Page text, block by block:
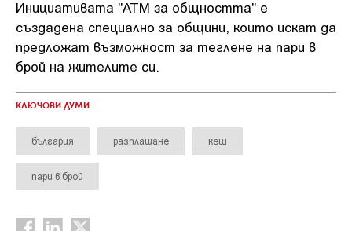
Инициативата "ATM за общността" е
създадена специално за общини, които искат да
предложат възможност за теглене на пари в
брой на жителите си.
КЛЮЧОВИ ДУМИ
българия разплащане кеш
пари в брой